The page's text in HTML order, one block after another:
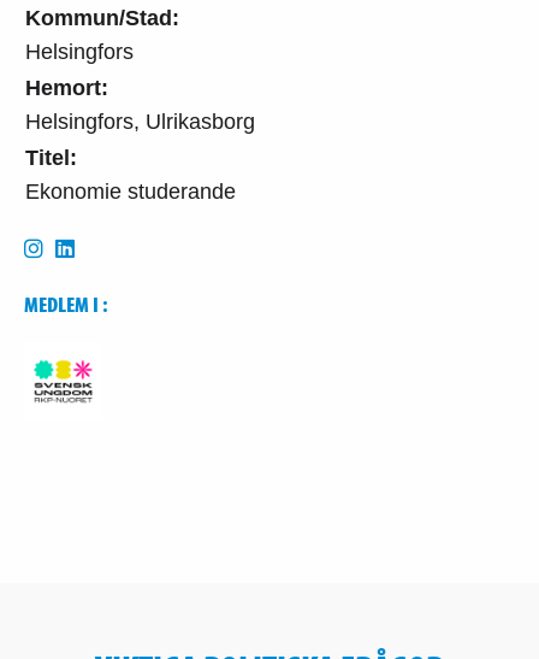
Kommun/Stad:
Helsingfors
Hemort:
Helsingfors, Ulrikasborg
Titel:
Ekonomie studerande
MEDLEM I :